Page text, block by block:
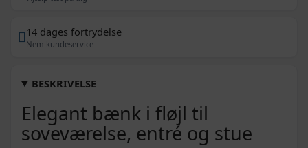
14 dages fortrydelse
Nem kundeservice
BESKRIVELSE
Elegant bænk i fløjl til
soveværelse, entré og stue